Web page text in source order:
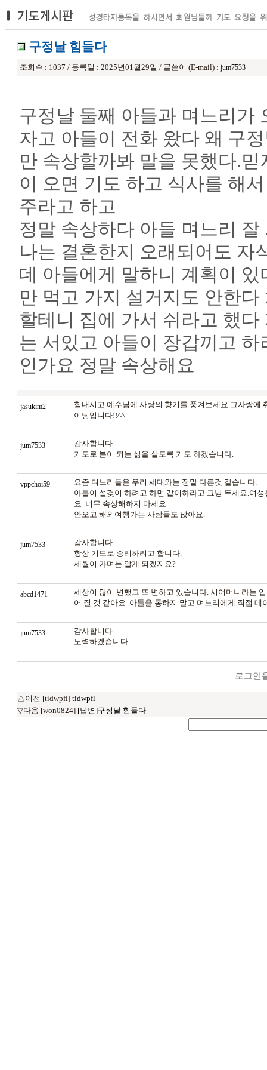
구정날 힘들다
조회수 : 1037 / 등록일 : 2025년01월29일 / 글쓴이 (E-mail) : jum7533
구정날 둘째 아들과 며느리가
자고 아들이 전화 왔다 왜 구
만 속상할까봐 말을 못했다.
이 오면 기도 하고 식사를 해
주라고 하고
정말 속상하다 아들 며느리
나는 결혼한지 오래되어도 자
데 아들에게 말하니 계획이
만 먹고 가지 설거지도 안한
할테니 집에 가서 쉬라고 했
는 서있고 아들이 장갑끼고
인가요 정말 속상해요
jasukim2
힘내시고 예수님에 사랑의 향기를 풍겨보세요 그사랑
이팅입니다!!^^
jum7533
감사합니다
기도로 본이 되는 삶을 살도록 기도 하겠습니다.
vppchoi59
요즘 며느리들은 우리 세대와는 정말 다른것 같습니다.
아들이 설겆이 하려고 하면 같이하라고 그냥 두세요.여
요. 너무 속상해하지 마세요.
안오고 해외여행가는 사람들도 많아요.
jum7533
감사합니다.
항상 기도로 승리하려고 합니다.
세월이 가며는 알게 되겠지요?
abcd1471
세상이 많이 변했고 또 변하고 있습니다. 시어머니라는
어 질 것 같아요. 아들을 통하지 말고 며느리에게 직접
jum7533
감사합니다
노력하겠습니다.
로그인
△이전 [tidwpfl] tidwpfl
▽다음 [won0824] [답변]구정날 힘들다